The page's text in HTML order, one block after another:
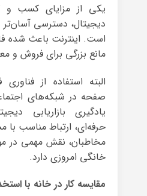
یکی از مزایای کسب و
دیجیتال، دسترسی آسان‌تر
است. اینترنت باعث شده
مانع بزرگی برای فروش و
البته استفاده از
صفحه در شبکه‌های
یادگیری بازاریابی
حرفه‌ای، ارتباط مناسب با
مخاطبان، نقش مهمی در
خانگی امروزی دارد.
مقایسه کار در خانه با